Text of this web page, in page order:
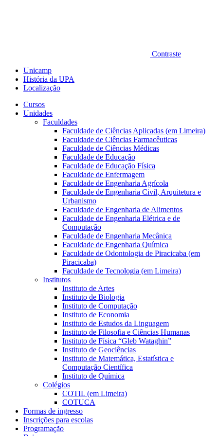
Contraste
Unicamp
História da UPA
Localização
Cursos
Unidades
Faculdades
Faculdade de Ciências Aplicadas (em Limeira)
Faculdade de Ciências Farmacêuticas
Faculdade de Ciências Médicas
Faculdade de Educação
Faculdade de Educação Física
Faculdade de Enfermagem
Faculdade de Engenharia Agrícola
Faculdade de Engenharia Civil, Arquitetura e
Urbanismo
Faculdade de Engenharia de Alimentos
Faculdade de Engenharia Elétrica e de
Computação
Faculdade de Engenharia Mecânica
Faculdade de Engenharia Química
Faculdade de Odontologia de Piracicaba (em
Piracicaba)
Faculdade de Tecnologia (em Limeira)
Institutos
Instituto de Artes
Instituto de Biologia
Instituto de Computação
Instituto de Economia
Instituto de Estudos da Linguagem
Instituto de Filosofia e Ciências Humanas
Instituto de Física “Gleb Wataghin”
Instituto de Geociências
Instituto de Matemática, Estatística e
Computação Científica
Instituto de Química
Colégios
COTIL (em Limeira)
COTUCA
Formas de ingresso
Inscrições para escolas
Programação